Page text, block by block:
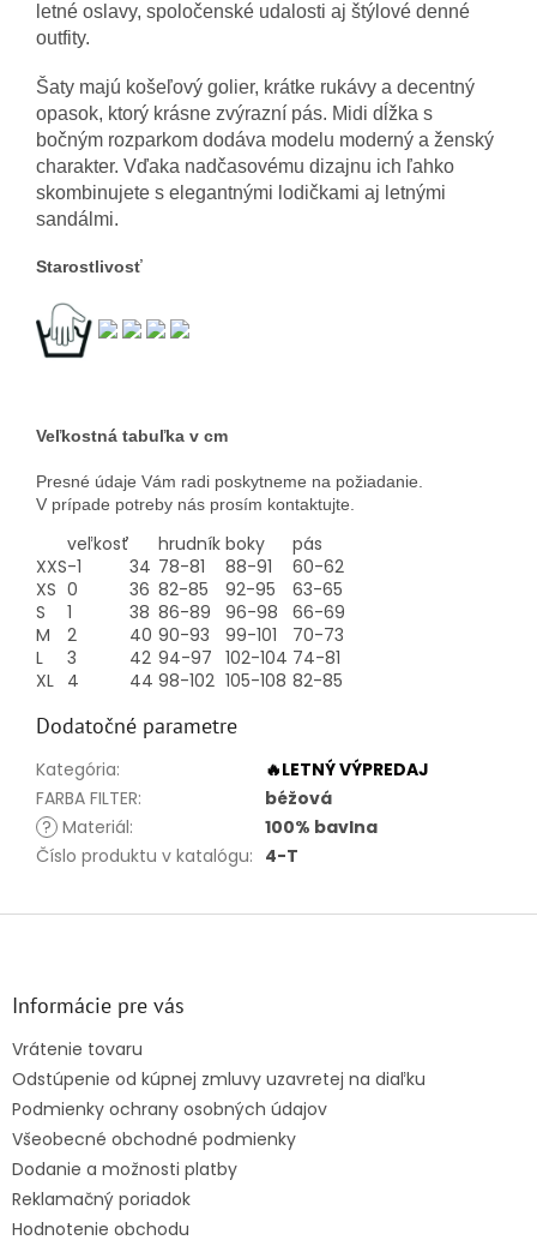
letné oslavy, spoločenské udalosti aj štýlové denné
outfity.
Šaty majú košeľový golier, krátke rukávy a decentný
opasok, ktorý krásne zvýrazní pás. Midi dĺžka s
bočným rozparkom dodáva modelu moderný a ženský
charakter. Vďaka nadčasovému dizajnu ich ľahko
skombinujete s elegantnými lodičkami aj letnými
sandálmi.
Starostlivosť
Veľkostná tabuľka v cm
Presné údaje Vám radi poskytneme na požiadanie.
V prípade potreby nás prosím kontaktujte.
veľkosť hrudník boky
pás
XXS-1 34 78-81 88-91
60-62
XS 0 36 82-85 92-95
63-65
S
1 38 86-89 96-98
66-69
M
2 40 90-93 99-101
70-73
L
3 42 94-97 102-104 74-81
XL 4 44 98-102 105-108 82-85
Dodatočné parametre
Kategória:
🔥LETNÝ VÝPREDAJ
FARBA FILTER:
béžová
? Materiál:
100% bavlna
Číslo produktu v katalógu: 4-T
Z
Informácie pre vás
Vrátenie tovaru
Odstúpenie od kúpnej zmluvy uzavretej na diaľku
Podmienky ochrany osobných údajov
Všeobecné obchodné podmienky
Dodanie a možnosti platby
Reklamačný poriadok
Hodnotenie obchodu